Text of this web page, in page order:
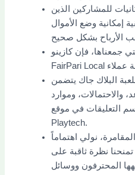
للمشاركين الذين
إمكانية وضع الأموال
جمعناها، فإن كازينو
البلاك جاك يتضمن
والاحتمالات، وموارد
التعليقات في موقع
Playtech.
نولي اهتماماً
تمنحنا نظرة ثاقبة على
المحترفون ووسائل